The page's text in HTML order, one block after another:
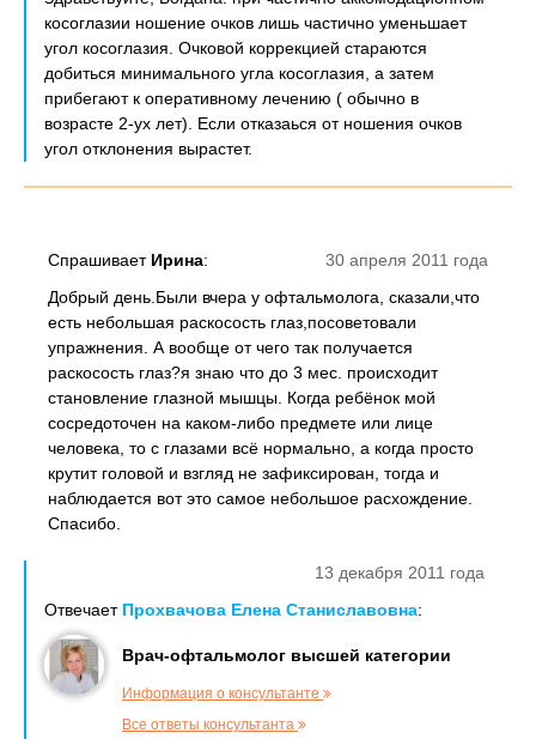
косоглазии ношение очков лишь частично уменьшает
угол косоглазия. Очковой коррекцией стараются
добиться минимального угла косоглазия, а затем
прибегают к оперативному лечению ( обычно в
возрасте 2-ух лет). Если отказаься от ношения очков
угол отклонения вырастет.
30 апреля 2011 года
Спрашивает Ирина:
Добрый день.Были вчера у офтальмолога, сказали,что
есть небольшая раскосость глаз,посоветовали
упражнения. А вообще от чего так получается
раскосость глаз?я знаю что до 3 мес. происходит
становление глазной мышцы. Когда ребёнок мой
сосредоточен на каком-либо предмете или лице
человека, то с глазами всё нормально, а когда просто
крутит головой и взгляд не зафиксирован, тогда и
наблюдается вот это самое небольшое расхождение.
Спасибо.
13 декабря 2011 года
Отвечает Прохвачова Елена Станиславовна:
Врач-офтальмолог высшей категории
Информация о консультанте
Все ответы консультанта